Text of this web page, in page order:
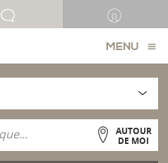
MENU
AUTOUR
DE MOI